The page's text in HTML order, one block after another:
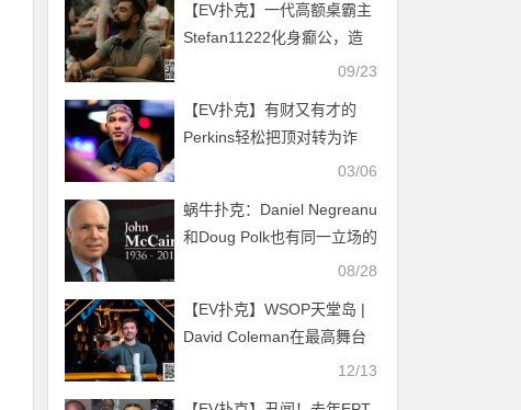
【EV扑克】一代高额桌霸主
Stefan11222化身癫公，造
谣前女友劈腿跟现男友偷他
09/23
【EV扑克】有财又有才的
Perkins轻松把顶对转为诈
唬，贡献HSP10最佳牌局03/06
蜗牛扑克：Daniel Negreanu
和Doug Polk也有同一立场的
时候：John McCain是位真
08/28
【EV扑克】WSOP天堂岛 |
David Coleman在最高舞台
兑现实力，拿下个人首座12/13